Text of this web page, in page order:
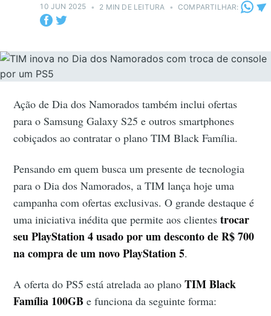
10 JUN 2025 • 2 MIN DE LEITURA • COMPARTILHAR:
Ação de Dia dos Namorados também inclui ofertas
para o Samsung Galaxy S25 e outros smartphones
cobiçados ao contratar o plano TIM Black Família.
Pensando em quem busca um presente de tecnologia
para o Dia dos Namorados, a TIM lança hoje uma
campanha com ofertas exclusivas. O grande destaque é
uma iniciativa inédita que permite aos clientestrocar
seu PlayStation 4 usado por um desconto de R$ 700
na compra de um novo PlayStation 5.
A oferta do PS5 está atrelada ao planoTIM Black
Família 100GB e funciona da seguinte forma: